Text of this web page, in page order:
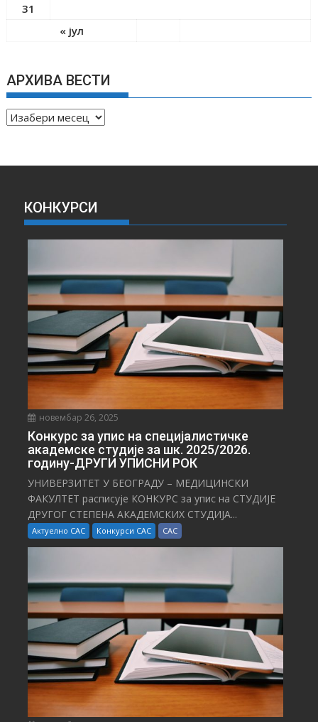
« јул
31
АРХИВА ВЕСТИ
А
И
КОНКУРСИ
новембар 26, 2025
Конкурс за упис на специјалистичке
академске студије за шк. 2025/2026.
годину-ДРУГИ УПИСНИ РОК
УНИВЕРЗИТЕТ У БЕОГРАДУ – МЕДИЦИНСКИ
ФАКУЛТЕТ расписује КОНКУРС за упис на СТУДИЈЕ
ДРУГОГ СТЕПЕНА АКАДЕМСКИХ СТУДИЈА...
Актуелно САС Конкурси САС САС